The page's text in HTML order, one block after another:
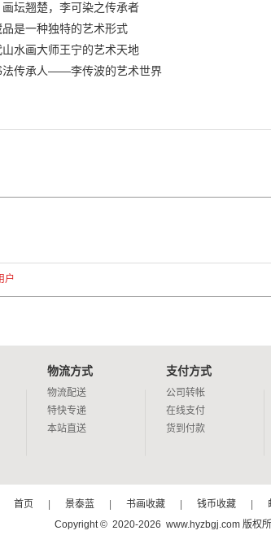
坛翘楚，李可染之传承者
是一种独特的艺术形式
水画大师王宁的艺术天地
法传承人——李传波的艺术世界
户
物流方式
物流配送
特快专递
本站直送
支付方式
公司转帐
在线支付
货到付款
首页 景泰蓝 书画收藏 钱币收藏
Copyright © 2020-2026 www.hyzbgj.com 版权